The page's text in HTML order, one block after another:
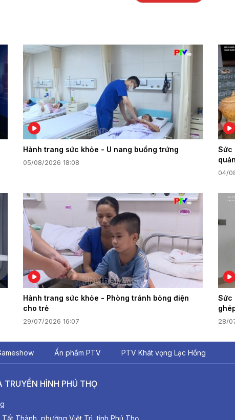
Hành trang sức khỏe - U nang buồng trứng
05/08/2026 18:08
Sức
04/
Hành trang sức khỏe - Phòng tránh bỏng điện
cho trẻ
29/07/2026 16:07
Sức
28/
Ấn phẩm PTV PTV Khát vọng Lạc Hồng
HÌNH PHÚ THỌ
Thành, phường Việt Trì, tỉnh Phú Thọ